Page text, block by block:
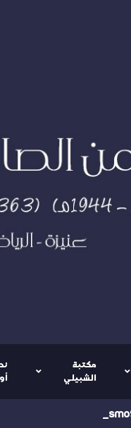
مكتبة
الشبيلي